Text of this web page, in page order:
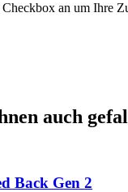
an um Ihre
auch
Back Gen 2